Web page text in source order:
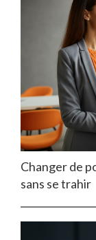
Changer de
sans se trahir